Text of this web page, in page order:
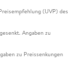
(UVP) des
Angaben zu
zu Preissenkungen